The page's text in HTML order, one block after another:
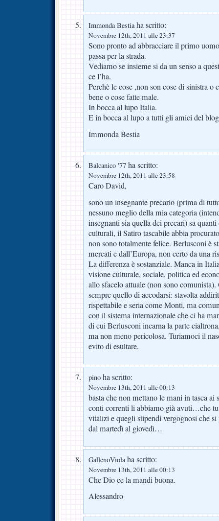
Immonda Bestiaha scritto:
Novembre 12th, 2011 alle 23:37
Sono pronto ad abbracciare il primo
passa per la strada.
Vediamo se insieme si da un senso a
ce l’ha.
Perchè le cose ,non son cose di sinistra o
bene o cose fatte male.
In bocca al lupo Italia.
E in bocca al lupo a tutti gli amici del
Immonda Bestia
Balcanico '77 ha scritto:
Novembre 12th, 2011 alle 23:58
Caro David,
sono un insegnante precario (prima di
nessuno meglio della mia categoria
insegnanti sia quella dei precari) sa
culturali, il Satiro tascabile abbia
non sono totalmente felice. Berlusconi è
mercati e dall’Europa, non certo da una
La differenza è sostanziale. Manca in
visione culturale, sociale, politica ed
allo sfacelo attuale (non sono
sempre quello di accodarsi: stavolta
rispettabile e seria come Monti, ma
con il sistema internazionale che ci ha
di cui Berlusconi incarna la parte
ma non meno pericolosa. Turiamoci il
evito di esultare.
pino ha scritto:
Novembre 13th, 2011 alle 00:13
basta che non mettano le mani in tasca
conti correnti li abbiamo già avuti…che
vitalizi e quegli stipendi vergognosi che
dal martedì al giovedì…
GallenoViolaha scritto:
Novembre 13th, 2011 alle 00:13
Che Dio ce la mandi buona.
Alessandro